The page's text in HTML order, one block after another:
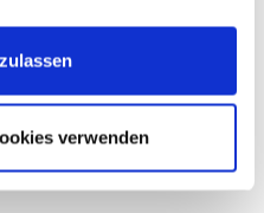
verwenden